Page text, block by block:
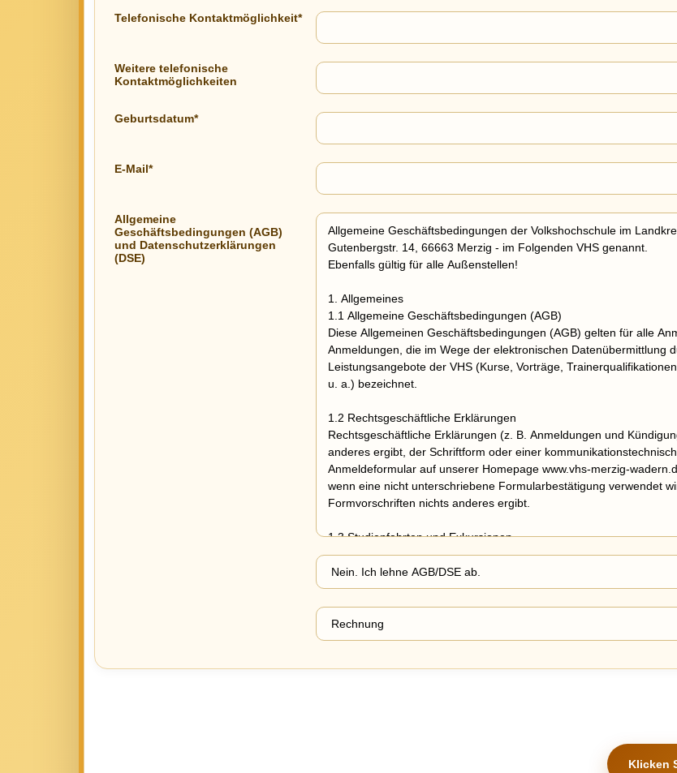
Telefonische Kontaktmöglichkeit*
Weitere telefonische
Kontaktmöglichkeiten
Geburtsdatum*
E-Mail*
Allgemeine
Geschäftsbedingungen (AGB)
und Datenschutzerklärungen
(DSE)